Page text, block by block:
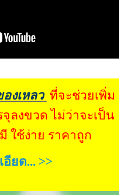
งเหลว ที่จะช่วยเพิ่ม
ลงขวด ไม่ว่าจะเป็น
ใช้ง่าย ราคาถูก
ยด... >>